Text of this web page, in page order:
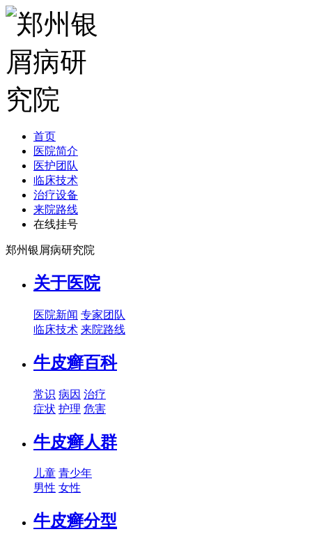
首页
医院简介
医护团队
临床技术
治疗设备
来院路线
在线挂号
郑州银屑病研究院
关于医院
医院新闻 专家团队
临床技术 来院路线
牛皮癣百科
常识 病因 治疗
症状 护理 危害
牛皮癣人群
儿童 青少年
男性 女性
牛皮癣分型